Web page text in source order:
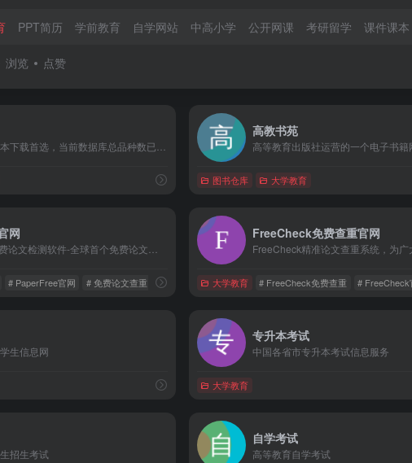
PPT简历 学前教育 自学网站 中高小学 公开网课 考研留学 课件课本
浏览 点赞
高教书苑
图书仓库 大学教育
网
# PaperFree官网 # 免费论文查重
FreeCheck免费查重官网
大学教育 # FreeCheck免费查重 # FreeCheck
生信息网
专升本考试
中国各省市专升本考试信息服务
大学教育
招生考试
自学考试
高等教育自学考试